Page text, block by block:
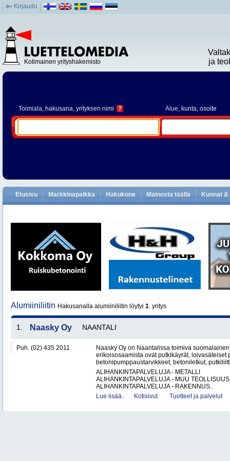
Kirjaudu
Kotimainen yrityshakemisto
ja
Toimiala, hakusana, yrityksen nimi ? Alue, kunta, osoite
Etusivu Markkinapaikka Hakukone Mainosta täällä Kunnat
Alumiiniliitin Hakusanalla alumiiniliitin löytyi 1. yritys
1. Naasky Oy NAANTALI
Puh. (02) 435 2011
Naasky Oy on Naantalissa toimiva
erikoisosaamista ovat putkikäyrät, loivasäteiset
betonipumppaustarvikkeet, betoniletkut,
ALIHANKINTAPALVELUJA - METALLI
ALIHANKINTAPALVELUJA - MUU TEOLLISUUS
ALIHANKINTAPALVELUJA - RAKENNUS..
Lue lisää..
Kotisivut Tuotteet ja palvelut